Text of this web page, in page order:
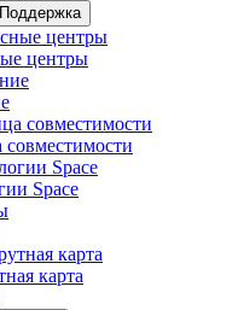
Поддержка
центры
Space
карта